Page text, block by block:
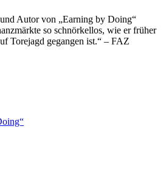
Autor von „Earning by Doing“
so schnörkellos, wie er früher
Torejagd gegangen ist.“ – FAZ